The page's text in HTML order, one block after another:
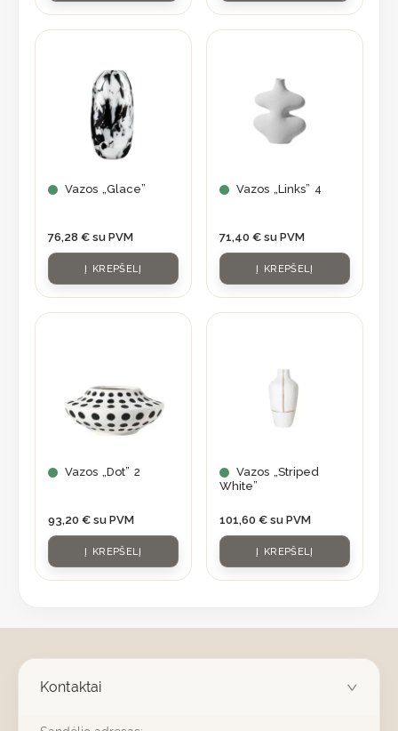
Vazos „Glace”
76,28 € su PVM
Į KREPŠELĮ
Vazos „Links” 4
71,40 € su PVM
Į KREPŠELĮ
Vazos „Dot” 2
93,20 € su PVM
Į KREPŠELĮ
Vazos „Striped
White”
101,60 € su PVM
Į KREPŠELĮ
Kontaktai